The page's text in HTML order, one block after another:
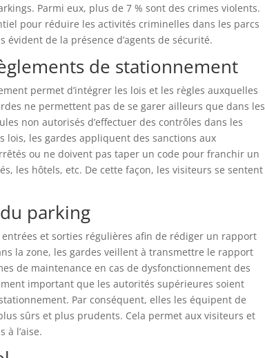
Parmi eux, plus de 7 % sont des crimes violents.
pour réduire les activités criminelles dans les parcs
évident de la présence d’agents de sécurité.
de stationnement
permet d’intégrer les lois et les règles auxquelles
ne permettent pas de se garer ailleurs que dans les
non autorisés d’effectuer des contrôles dans les
lois, les gardes appliquent des sanctions aux
ou ne doivent pas taper un code pour franchir un
les hôtels, etc. De cette façon, les visiteurs se sentent
parking
et sorties régulières afin de rédiger un rapport
la zone, les gardes veillent à transmettre le rapport
de maintenance en cas de dysfonctionnement des
important que les autorités supérieures soient
Par conséquent, elles les équipent de
sûrs et plus prudents. Cela permet aux visiteurs et
à l’aise.